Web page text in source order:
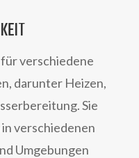
verschiedene
darunter Heizen,
Sie
verschiedenen
Umgebungen